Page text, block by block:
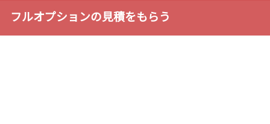
フルオプションの見積をもらう